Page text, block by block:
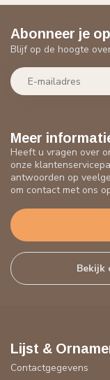
Meer
Heeft u vragen over
onze
antwoorden op
om contact met ons
Bekijk
Abonneer je
Blijf op de hoogte
Lijst &
Contactgegevens